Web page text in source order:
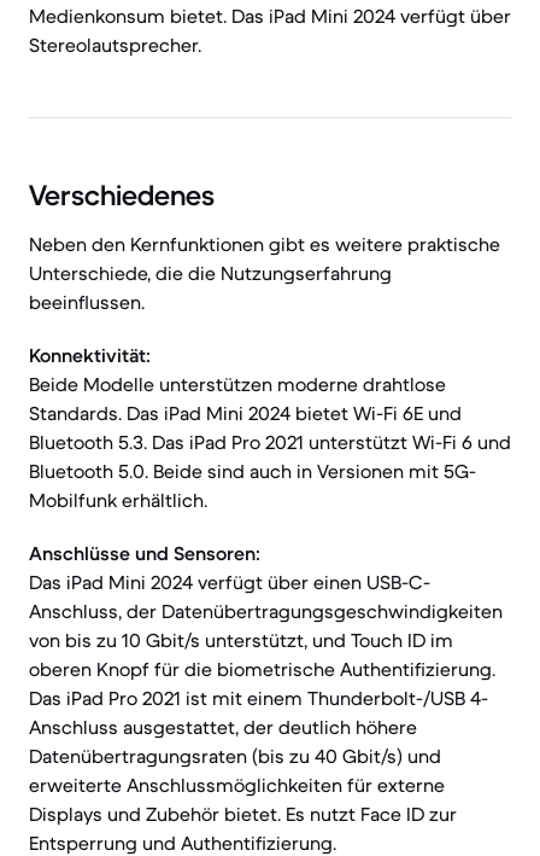
Medienkonsum bietet. Das iPad Mini 2024 verfügt über
Stereolautsprecher.
Verschiedenes
Neben den Kernfunktionen gibt es weitere praktische
Unterschiede, die die Nutzungserfahrung
beeinflussen.
Konnektivität:
Beide Modelle unterstützen moderne drahtlose
Standards. Das iPad Mini 2024 bietet Wi-Fi 6E und
Bluetooth 5.3. Das iPad Pro 2021 unterstützt Wi-Fi 6 und
Bluetooth 5.0. Beide sind auch in Versionen mit 5G-
Mobilfunk erhältlich.
Anschlüsse und Sensoren:
Das iPad Mini 2024 verfügt über einen USB-C-
Anschluss, der Datenübertragungsgeschwindigkeiten
von bis zu 10 Gbit/s unterstützt, und Touch ID im
oberen Knopf für die biometrische Authentifizierung.
Das iPad Pro 2021 ist mit einem Thunderbolt-/USB 4-
Anschluss ausgestattet, der deutlich höhere
Datenübertragungsraten (bis zu 40 Gbit/s) und
erweiterte Anschlussmöglichkeiten für externe
Displays und Zubehör bietet. Es nutzt Face ID zur
Entsperrung und Authentifizierung.